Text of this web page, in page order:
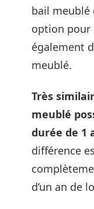
bail
option pour
également
meublé.
Très
meublé
durée de 1
différence
d’un an de